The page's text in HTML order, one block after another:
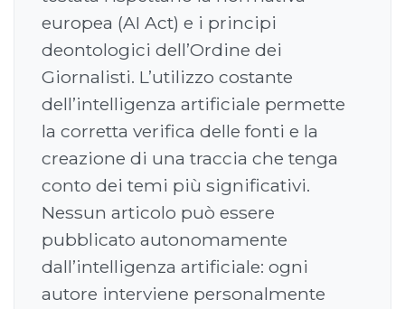
europea (AI Act) e i principi
deontologici dell’Ordine dei
Giornalisti. L’utilizzo costante
dell’intelligenza artificiale permette
la corretta verifica delle fonti e la
creazione di una traccia che tenga
conto dei temi più significativi.
Nessun articolo può essere
pubblicato autonomamente
dall’intelligenza artificiale: ogni
autore interviene personalmente